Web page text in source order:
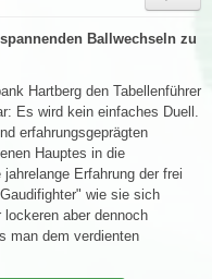
Ballwechseln zu
Hartberg den Tabellenführer
Es wird kein einfaches Duell.
erfahrungsgeprägten
Hauptes in die
Erfahrung der frei
wie sie sich
aber dennoch
man dem verdienten